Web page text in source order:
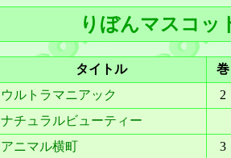
りぼんマスコッ
タイトル
巻
ウルトラマニアック
2
ナチュラルビューティー
アニマル横町
3